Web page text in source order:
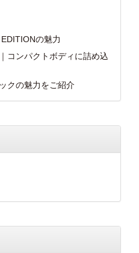
の魅力
コンパクトボディに詰め込
クの魅力をご紹介